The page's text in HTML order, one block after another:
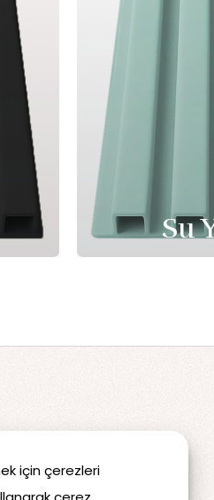
için çerezleri
Su
TÜRKİYE